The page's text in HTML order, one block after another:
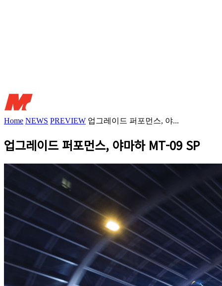
Home NEWS PREVIEW 업그레이드 퍼포먼스, 야...
업그레이드 퍼포먼스, 야마하 MT-09 SP